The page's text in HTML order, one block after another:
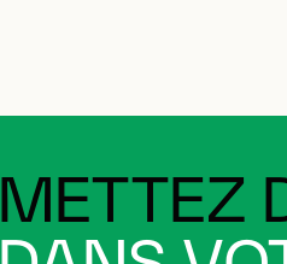
METTEZ